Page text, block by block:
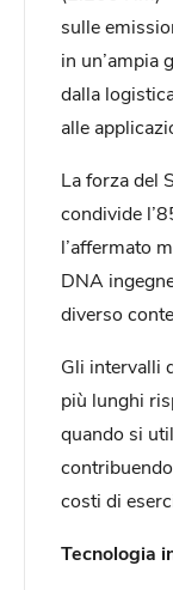
sulle
in un’ampia
dalla
alle
La forza del
condivide
l’affermato
DNA
diverso
Gli intervalli
più lunghi
quando si
costi di
Tecnologia